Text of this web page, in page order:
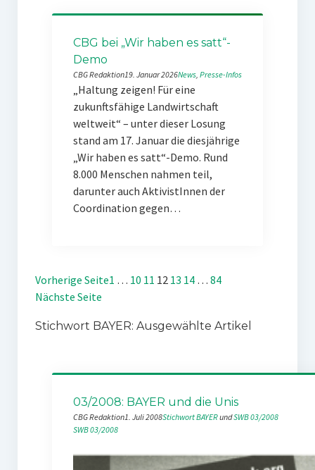
CBG bei „Wir haben es satt“-
Demo
CBG Redaktion19. Januar 2026News, Presse-Infos
„Haltung zeigen! Für eine
zukunftsfähige Landwirtschaft
weltweit“ – unter dieser Losung
stand am 17. Januar die diesjährige
„Wir haben es satt“-Demo. Rund
8.000 Menschen nahmen teil,
darunter auch AktivistInnen der
Coordination gegen…
Vorherige Seite1 … 10 11 12 13 14 … 84
Nächste Seite
Stichwort BAYER: Ausgewählte Artikel
03/2008: BAYER und die Unis
CBG Redaktion1. Juli 2008Stichwort BAYER und SWB 03/2008
SWB 03/2008